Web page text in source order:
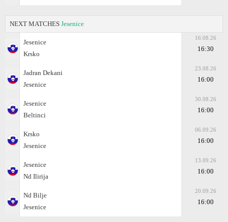
NEXT MATCHES Jesenice
Jesenice
Krsko
16.08.26
16:30
Jadran Dekani
Jesenice
23.08.26
16:00
Jesenice
Beltinci
30.08.26
16:00
Krsko
Jesenice
06.09.26
16:00
Jesenice
Nd Ilirija
13.09.26
16:00
Nd Bilje
Jesenice
20.09.26
16:00